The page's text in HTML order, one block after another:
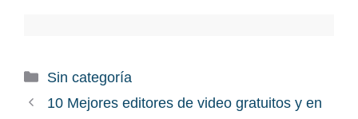
Categorías
Sin categoría
10 Mejores editores de video gratuitos y en